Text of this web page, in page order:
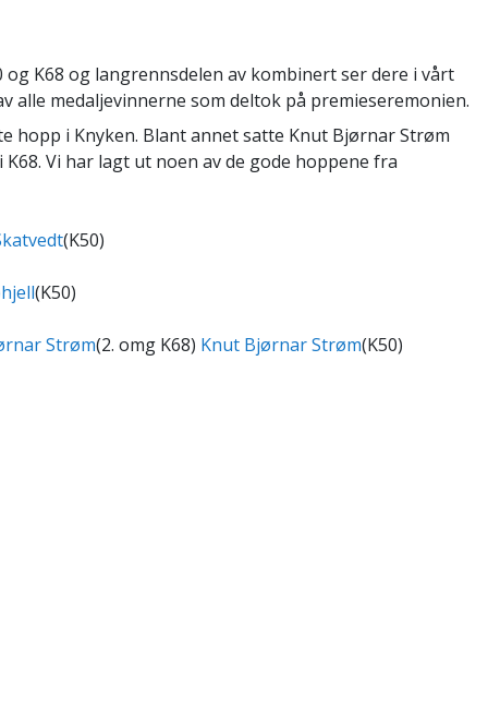
K68 og langrennsdelen av kombinert ser dere i vårt
alle medaljevinnerne som deltok på premieseremonien.
hopp i Knyken. Blant annet satte Knut Bjørnar Strøm
Vi har lagt ut noen av de gode hoppene fra
(K50)
(K50)
Strøm(2. omg K68) Knut Bjørnar Strøm(K50)